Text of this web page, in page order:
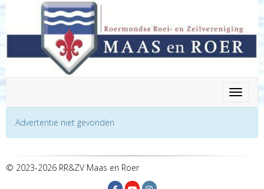
Toggle
Advertentie niet gevonden
© 2023-2026 RR&ZV Maas en Roer